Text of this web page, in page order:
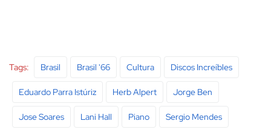
Tags: Brasil Brasil '66 Cultura Discos Increíbles
Eduardo Parra Istúriz Herb Alpert Jorge Ben
Jose Soares Lani Hall Piano Sergio Mendes